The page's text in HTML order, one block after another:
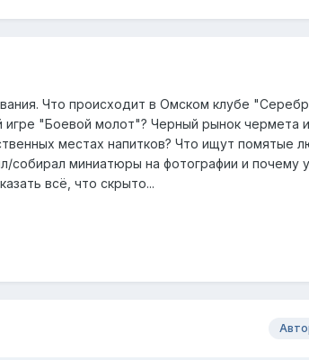
Что происходит в Омском клубе
"Боевой молот"? Черный рынок чермета
местах напитков? Что ищут помятые
собирал миниатюры на фотографии и почему
всё, что скрыто...